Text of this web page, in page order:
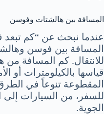
المسافة بين هالشتات وفوسن
عندما نبحث عن “كم
المسافة بين فوسن
للانتقال. كم المسافة
قياسها بالكيلومترات أو
المقطوعة تنوعاً في
للسفر، من السيارات
الجوية.